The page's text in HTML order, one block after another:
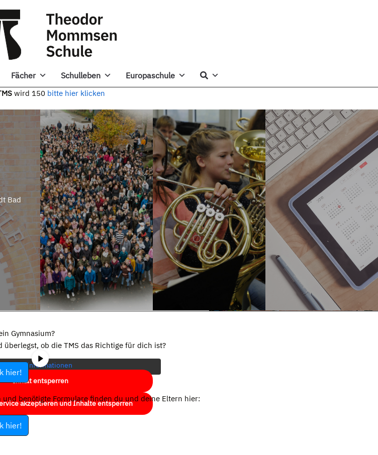
Fächer Schulleben Europaschule
wird 150 bitte hier klicken
Bad
klicken Sie auf die Schaltfläche unten.
dabei Daten an Drittanbieter weitergegeben
werden.
Mehr Informationen
Inhalt entsperren
akzeptieren und Inhalte entsperren
Gymnasium?
ob die TMS das Richtige für dich ist?
hier!
benötigte Formulare finden du und deine Eltern hier:
hier!